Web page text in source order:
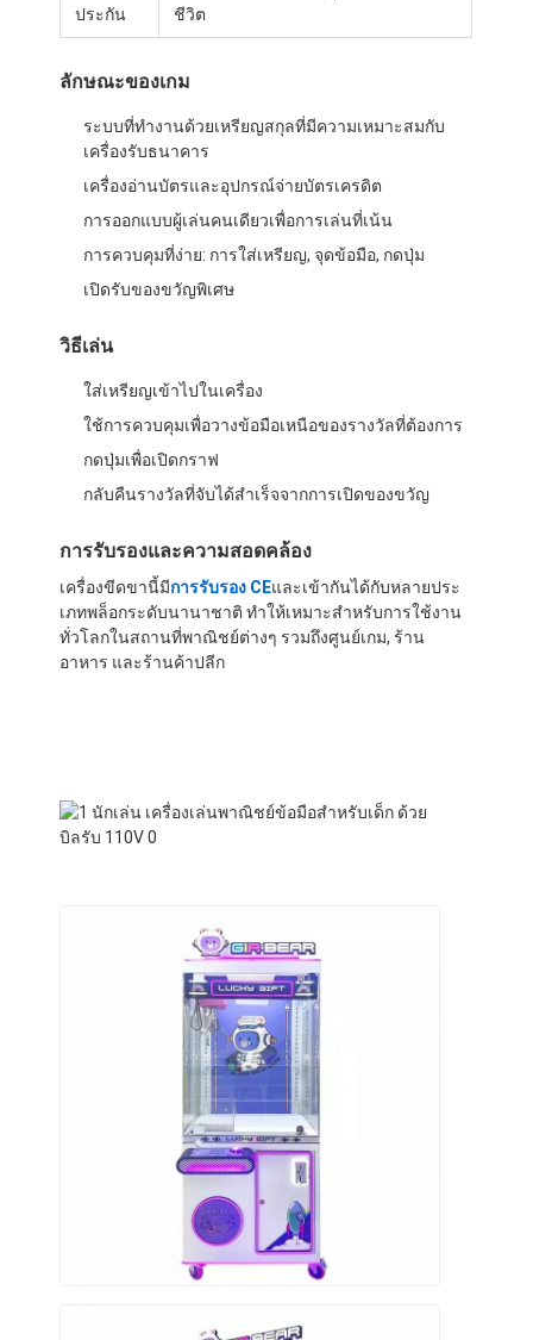
บ้าน
สินค้า
ทัวร์โรงงาน
การควบคุมคุณภาพ
ติดต่อเรา
ข่าว
ขอทุน
เครื่องเล่นข้อมือ
เครื่องทำสายไหม
เครื่องรางวัลคลิป
รถบัมเปอร์สวนสนุก
โต๊ะฮอกกี้อากาศ
หยอดเหรียญ Kiddie Ride
คารูเซล คิดดี้ รีด
เครื่องแลกต๊อกเคน
ประกัน
ชีวิต
ลักษณะของเกม
ระบบที่ทํางานด้วยเหรียญสกุลที่มีความเหมาะสมกับ
เครื่องรับธนาคาร
เครื่องอ่านบัตรและอุปกรณ์จ่ายบัตรเครดิต
การออกแบบผู้เล่นคนเดียวเพื่อการเล่นที่เน้น
การควบคุมที่ง่าย: การใส่เหรียญ, จุดข้อมือ, กดปุ่ม
เปิดรับของขวัญพิเศษ
วิธีเล่น
ใส่เหรียญเข้าไปในเครื่อง
ใช้การควบคุมเพื่อวางข้อมือเหนือของรางวัลที่ต้องการ
กดปุ่มเพื่อเปิดกราฟ
กลับคืนรางวัลที่จับได้สําเร็จจากการเปิดของขวัญ
การรับรองและความสอดคล้อง
เครื่องขีดขานี้มีการรับรอง CEและเข้ากันได้กับหลายประ
เภทพล็อกระดับนานาชาติ ทําให้เหมาะสําหรับการใช้งาน
ทั่วโลกในสถานที่พาณิชย์ต่างๆ รวมถึงศูนย์เกม, ร้าน
อาหาร และร้านค้าปลีก